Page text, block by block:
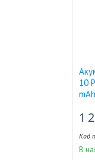
10
1
В